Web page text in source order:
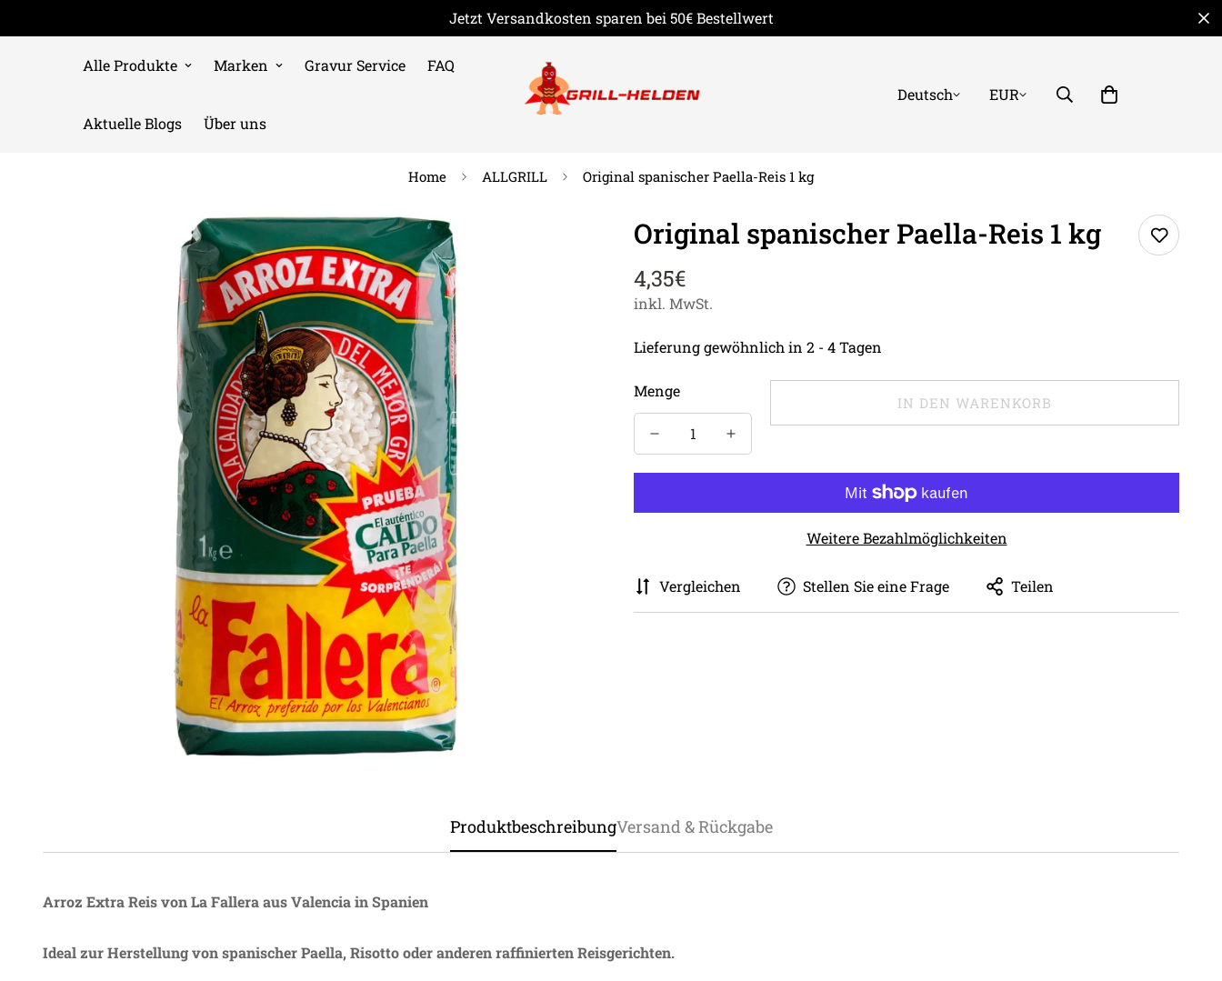
Jetzt Versandkosten sparen bei 50€ Bestellwert
Alle Produkte Marken Gravur Service FAQ
Aktuelle Blogs Über uns
Deutsch EUR
Home ALLGRILL Original spanischer Paella-Reis 1 kg
Original spanischer Paella-Reis 1 kg
Regulärer
Preis
4,35€
inkl. MwSt.
Lieferung gewöhnlich in 2 - 4 Tagen
Menge
IN DEN WARENKORB
Weitere Bezahlmöglichkeiten
Vergleichen Stellen Sie eine Frage Teilen
ProduktbeschreibungVersand & Rückgabe
Arroz Extra Reis von La Fallera aus Valencia in Spanien
Ideal zur Herstellung von spanischer Paella, Risotto oder anderen raffinierten Reisgerichten.